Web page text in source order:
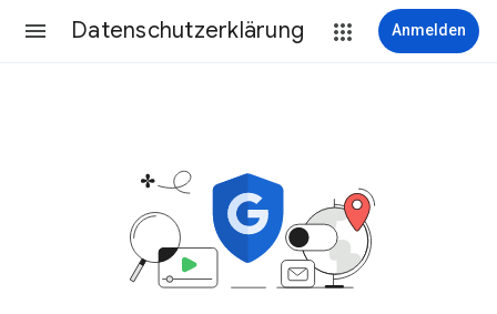
Datenschutzerklärung Anmelden